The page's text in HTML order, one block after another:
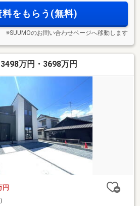
料をもらう(無料)
※SUUMOのお問い合わせページへ移動します
万円・3698万円
円